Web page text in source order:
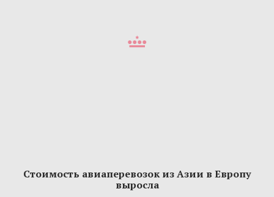
Стоимость авиаперевозок из Азии в Европу
выросла